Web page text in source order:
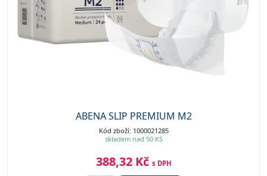
ABENA SLIP PREMIUM M2
Kód zboží: 1000021285
skladem nad 50 KS
388,32 Kč s DPH